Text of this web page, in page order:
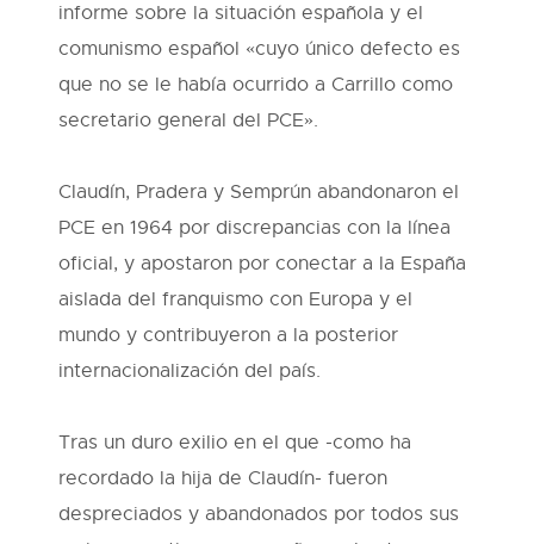
informe sobre la situación española y el
comunismo español «cuyo único defecto es
que no se le había ocurrido a Carrillo como
secretario general del PCE».
Claudín, Pradera y Semprún abandonaron el
PCE en 1964 por discrepancias con la línea
oficial, y apostaron por conectar a la España
aislada del franquismo con Europa y el
mundo y contribuyeron a la posterior
internacionalización del país.
Tras un duro exilio en el que -como ha
recordado la hija de Claudín- fueron
despreciados y abandonados por todos sus